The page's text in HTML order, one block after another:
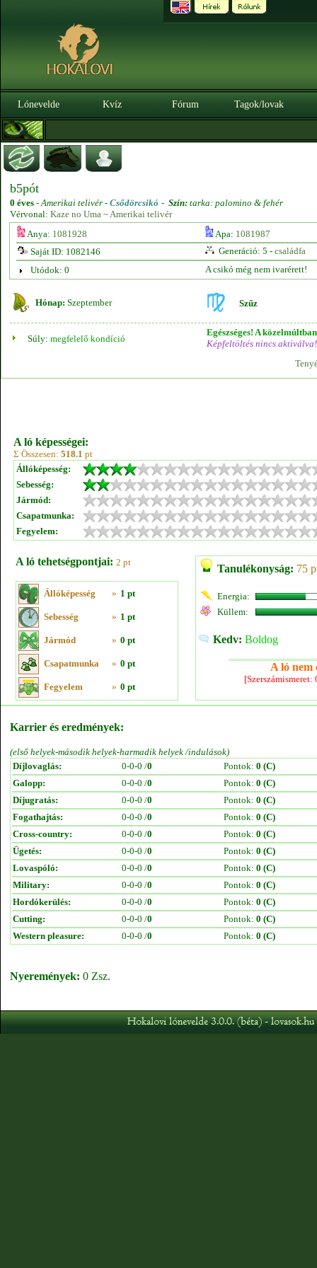
Lónevelde Kvíz Fórum Tagok/lovak
b5pót
0 éves -Amerikai telivér - Csődörcsikó - Szín: tarka: palomino & fehér
Vérvonal: Kaze no Uma ~ Amerikai telivér
Anya: 1081928 Apa: 1081987
Saját ID: 1082146
Generáció: 5 - családfa
Utódok: 0
A csikó még nem ivarérett!
Hónap: Szeptember Szűz
Súly: megfelelő kondíció
Egészséges! A
Képfeltöltés nincs aktiválva!
A ló képességei:
Σ Összesen: 518.1 pt
Állóképesség:
Sebesség:
Jármód:
Csapatmunka:
Fegyelem:
A ló tehetségpontjai: 2 pt
Állóképesség » 1 pt
Sebesség » 1 pt
Jármód » 0 pt
Csapatmunka » 0 pt
Fegyelem » 0 pt
Tanulékonyság: 75
Energia:
Küllem:
Kedv: Boldog
A ló nem
Karrier és eredmények:
(első helyek-második helyek-harmadik helyek /indulások)
Díjlovaglás:
0-0-0 /0 Pontok: 0 (C)
Galopp:
0-0-0 /0 Pontok: 0 (C)
Díjugratás:
0-0-0 /0 Pontok: 0 (C)
Fogathajtás:
0-0-0 /0 Pontok: 0 (C)
Cross-country:
0-0-0 /0 Pontok: 0 (C)
Ügetés:
0-0-0 /0 Pontok: 0 (C)
Lovaspóló:
0-0-0 /0 Pontok: 0 (C)
Military:
0-0-0 /0 Pontok: 0 (C)
Hordókerülés:
0-0-0 /0 Pontok: 0 (C)
Cutting:
0-0-0 /0 Pontok: 0 (C)
Western pleasure:
0-0-0 /0 Pontok: 0 (C)
Nyeremények: 0 Zsz.